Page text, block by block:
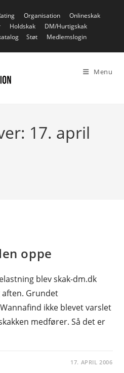
Organisation
Onlineskak
Holdskak
DM/Hurtigskak
Støt Medlemslogin
Menu
17. april
oppe
blev skak-dm.dk
Grundet
ikke blevet varslet
medfører. Så det er
17. APRIL 2006